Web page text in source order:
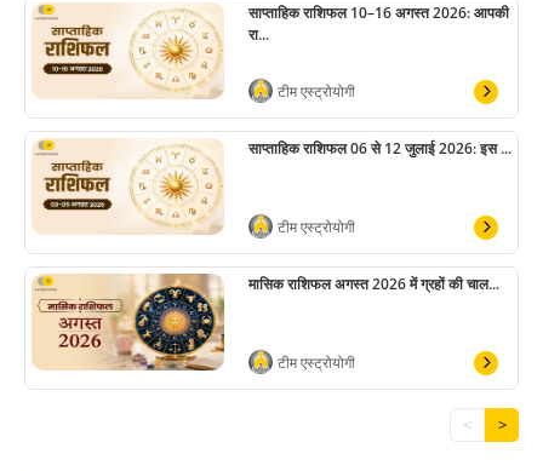
साप्ताहिक राशिफल 10–16 अगस्त 2026: आपकी
रा...
टीम एस्ट्रोयोगी
साप्ताहिक राशिफल 06 से 12 जुलाई 2026: इस ...
टीम एस्ट्रोयोगी
मासिक राशिफल अगस्त 2026 में ग्रहों की चाल...
टीम एस्ट्रोयोगी
< >